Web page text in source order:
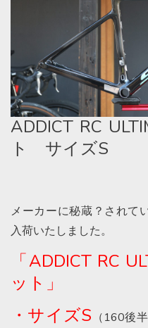
ADDICT RC
ト サイズS
メーカーに秘蔵？されて
入荷いたしました。
「ADDICT RC
ット」
・サイズS （160後